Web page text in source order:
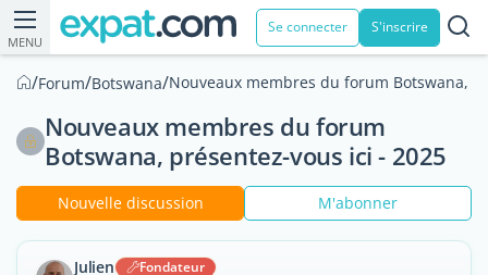
MENU
Se connecter S'inscrire
/Forum/Botswana/Nouveaux membres du forum Botswana,
Nouveaux membres du forum
Botswana, présentez-vous ici - 2025
Nouvelle discussion M'abonner
Julien Fondateur